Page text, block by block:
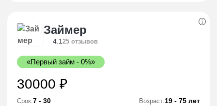
Займер
4.1 25 отзывов
«Первый займ - 0%»
30000 ₽
Срок:7 - 30 Возраст:19 - 75 лет